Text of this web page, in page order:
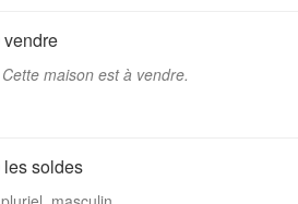
vendre
Cette maison est à vendre.
les soldes